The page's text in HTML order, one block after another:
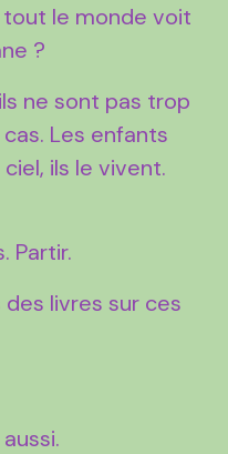
le monde voit
?
ne sont pas trop
Les enfants
ils le vivent.
Partir.
livres sur ces